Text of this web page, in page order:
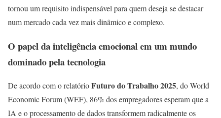
tornou um requisito indispensável para quem deseja se destacar
num mercado cada vez mais dinâmico e complexo.
O papel da inteligência emocional em um mundo
dominado pela tecnologia
De acordo com o relatórioFuturo do Trabalho 2025, do World
Economic Forum (WEF), 86% dos empregadores esperam que a
IA e o processamento de dados transformem radicalmente os